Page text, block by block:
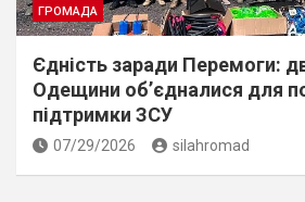
ГРОМАДА
Єдність заради Перемоги:
Одещини об’єдналися для
підтримки ЗСУ
07/29/2026 silahromad